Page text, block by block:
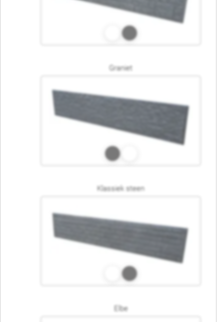
Graniet
Klassiek steen
Elbe